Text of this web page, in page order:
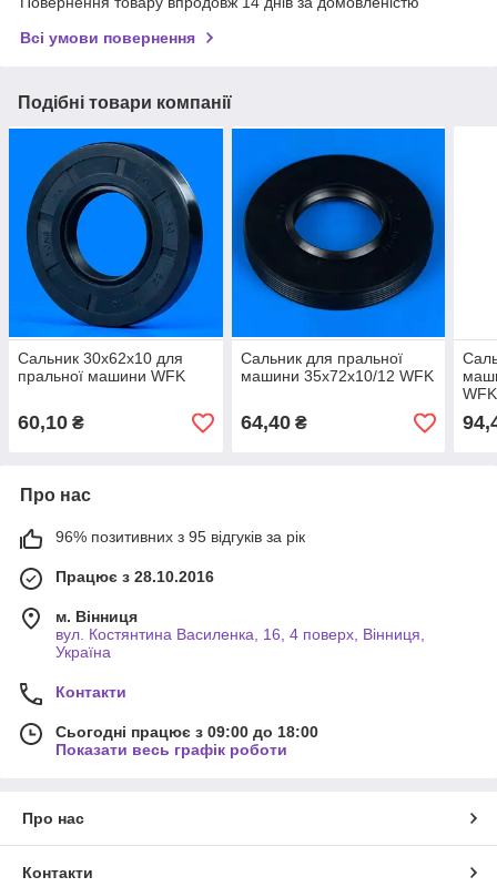
Всі умови повернення
Подібні товари компанії
Сальник 30x62x10 для
пральної машини WFK
60,10 ₴
Сальник для пральної
машини 35x72x10/12 WFK
64,40₴
WFK
Про нас
96% позитивних з 95 відгуків за рік
Працює з 28.10.2016
м. Вінниця
вул. Костянтина Василенка, 16, 4 поверх, Вінниця,
Україна
Контакти
Сьогодні працює з 09:00 до 18:00
Показати весь графік роботи
Про нас
Контакти